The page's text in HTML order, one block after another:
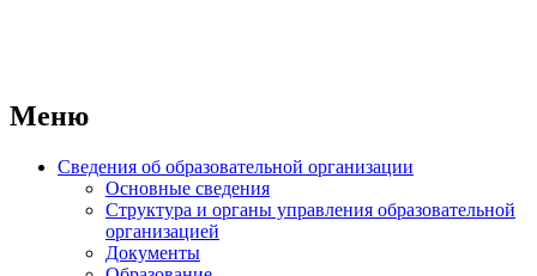
Меню
Сведения об образовательной организации
Основные сведения
Структура и органы управления образовательной
организацией
Документы